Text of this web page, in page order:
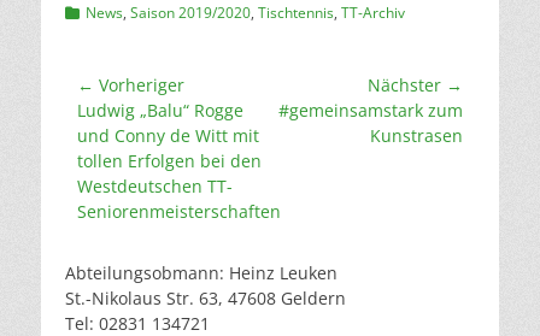
Kategorien
News, Saison 2019/2020, Tischtennis, TT-Archiv
Beitragsnavigation
← Vorheriger
Vorheriger
Beitrag:
Ludwig „Balu“ Rogge
und Conny de Witt mit
tollen Erfolgen bei den
Westdeutschen TT-
Seniorenmeisterschaften
Nächster →
Nächster
#gemeinsamstark zum
Kunstrasen
Abteilungsobmann: Heinz Leuken
St.-Nikolaus Str. 63, 47608 Geldern
Tel: 02831 134721